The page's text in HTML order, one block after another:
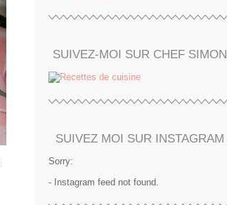
SUIVEZ-MOI SUR CHEF SIMON
SUIVEZ MOI SUR INSTAGRAM
Sorry:
- Instagram feed not found.